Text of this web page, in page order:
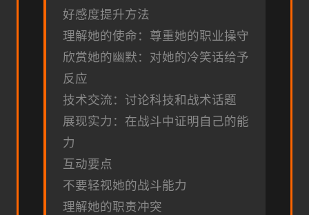
好感度提升方法
理解她的使命：尊重她的职业操守
欣赏她的幽默：对她的冷笑话给予
反应
技术交流：讨论科技和战术话题
展现实力：在战斗中证明自己的能
力
互动要点
不要轻视她的战斗能力
理解她的职责冲突